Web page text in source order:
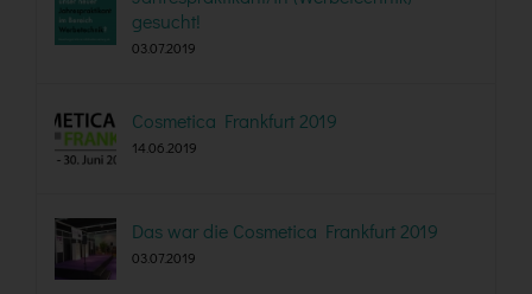
gesucht!
03.07.2019
Cosmetica Frankfurt 2019
14.06.2019
Das war die Cosmetica Frankfurt 2019
03.07.2019